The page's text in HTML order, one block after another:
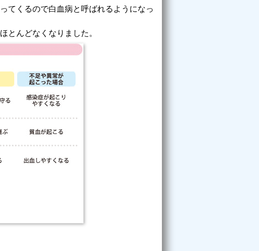
てくるので白血病と呼ばれるようになっ
とんどなくなりました。